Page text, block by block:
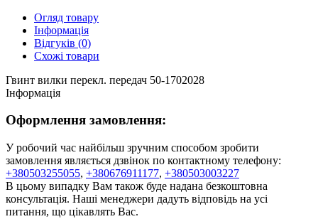
Огляд товару
Інформація
Відгуків (0)
Схожі товари
Гвинт вилки перекл. передач 50-1702028
Інформація
Оформлення замовлення:
У робочий час найбільш зручним способом зробити
замовлення являється дзвінок по контактному телефону:
+380503255055, +380676911177, +380503003227
В цьому випадку Вам також буде надана безкоштовна
консультація. Наші менеджери дадуть відповідь на усі
питання, що цікавлять Вас.